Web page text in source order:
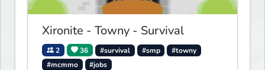
Xironite - Towny - Survival
2 36 #survival #smp
#towny
#mcmmo
#jobs